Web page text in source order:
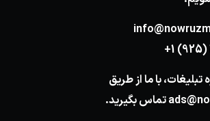
+1
تبلیغات، با ما از طریق
تماس بگیرید.